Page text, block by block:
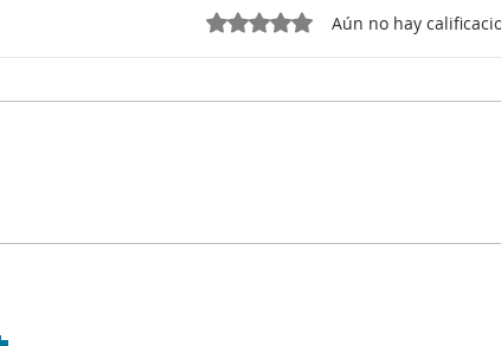
equipo de task force
Obtuvo 0 de 5 estrellas.
Aún no hay